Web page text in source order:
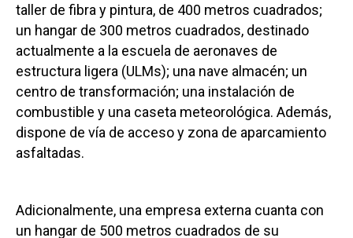
taller de fibra y pintura, de 400 metros cuadrados;
un hangar de 300 metros cuadrados, destinado
actualmente a la escuela de aeronaves de
estructura ligera (ULMs); una nave almacén; un
centro de transformación; una instalación de
combustible y una caseta meteorológica. Además,
dispone de vía de acceso y zona de aparcamiento
asfaltadas.
Adicionalmente, una empresa externa cuanta con
un hangar de 500 metros cuadrados de su